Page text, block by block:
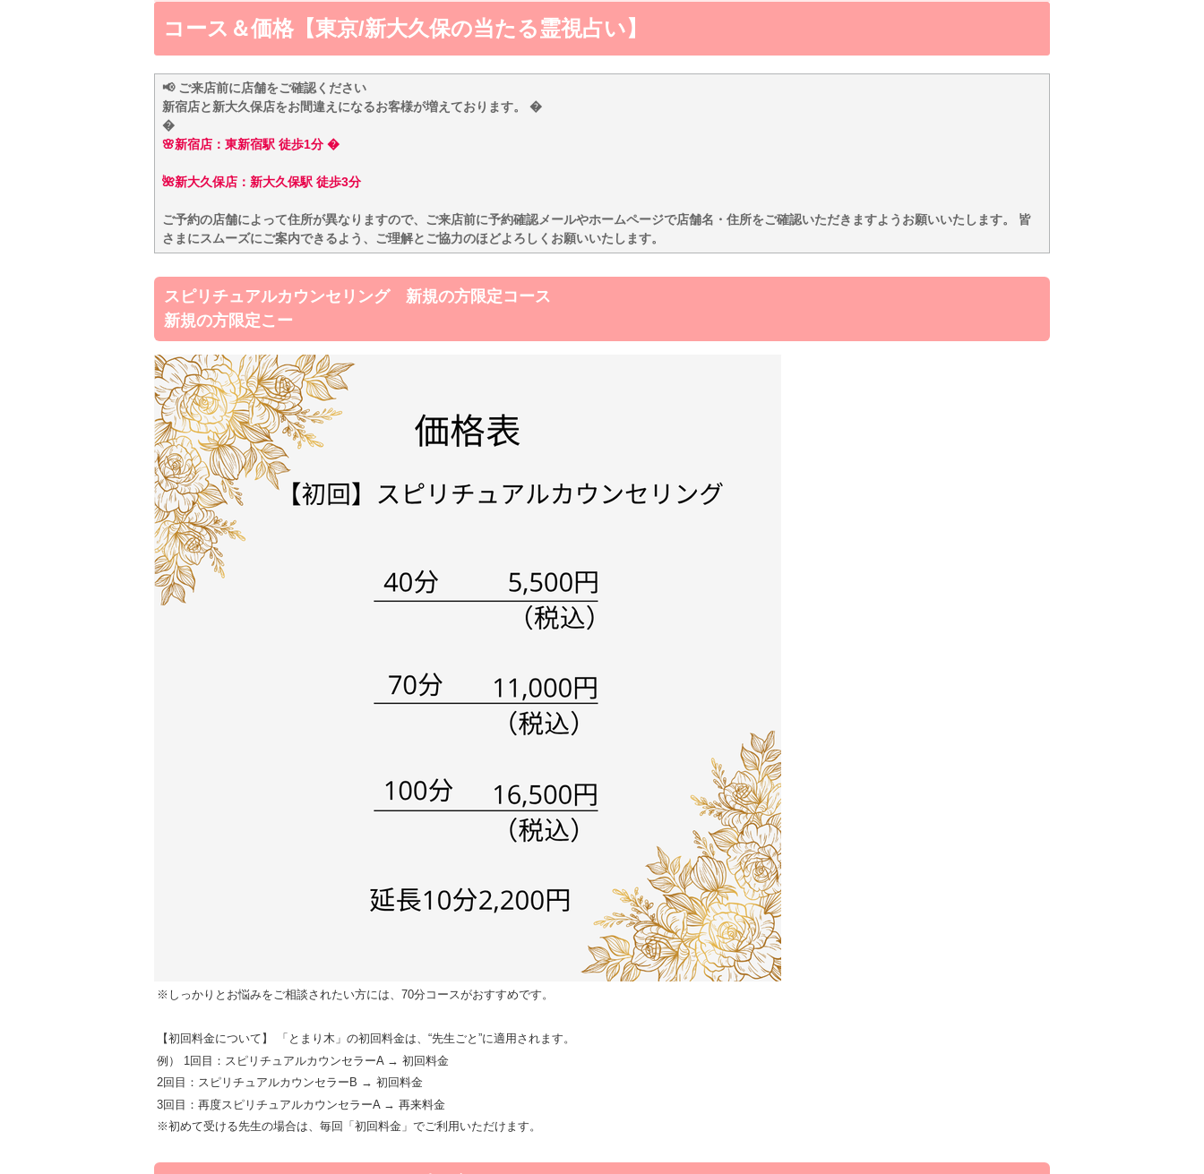
コース＆価格【東京/新大久保の当たる霊視占い】
📢 ご来店前に店舗をご確認ください
新宿店と新大久保店をお間違えになるお客様が増えております。 �
�
🌸新宿店：東新宿駅 徒歩1分 �
🌺新大久保店：新大久保駅 徒歩3分
ご予約の店舗によって住所が異なりますので、ご来店前に予約確認メールやホームページで店舗名・住所をご確認いただきますようお願いいたします。 皆
さまにスムーズにご案内できるよう、ご理解とご協力のほどよろしくお願いいたします。
スピリチュアルカウンセリング 新規の方限定コース
新規の方限定こー
※しっかりとお悩みをご相談されたい方には、70分コースがおすすめです。
【初回料金について】 「とまり木」の初回料金は、“先生ごと”に適用されます。
例） 1回目：スピリチュアルカウンセラーA → 初回料金
2回目：スピリチュアルカウンセラーB → 初回料金
3回目：再度スピリチュアルカウンセラーA → 再来料金
※初めて受ける先生の場合は、毎回「初回料金」でご利用いただけます。